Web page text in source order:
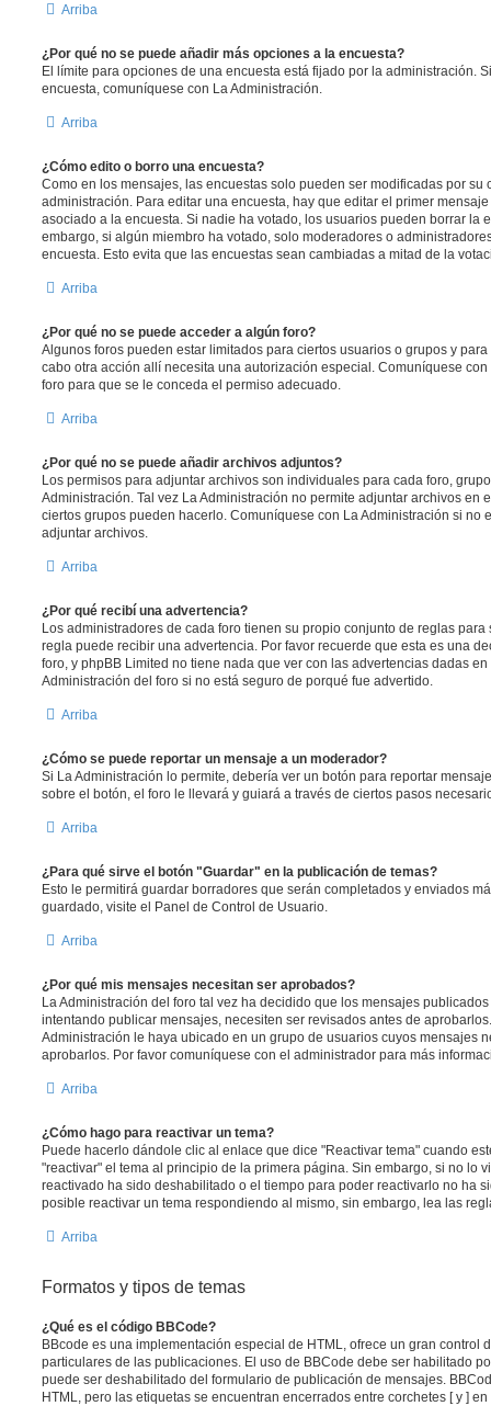
Arriba
¿Por qué no se puede añadir más opciones a la encuesta?
El límite para opciones de una encuesta está fijado por la administración.
encuesta, comuníquese con La Administración.
Arriba
¿Cómo edito o borro una encuesta?
Como en los mensajes, las encuestas solo pueden ser modificadas por
administración. Para editar una encuesta, hay que editar el primer
asociado a la encuesta. Si nadie ha votado, los usuarios pueden borrar la
embargo, si algún miembro ha votado, solo moderadores o
encuesta. Esto evita que las encuestas sean cambiadas a mitad de la
Arriba
¿Por qué no se puede acceder a algún foro?
Algunos foros pueden estar limitados para ciertos usuarios o grupos y
cabo otra acción allí necesita una autorización especial. Comuníquese
foro para que se le conceda el permiso adecuado.
Arriba
¿Por qué no se puede añadir archivos adjuntos?
Los permisos para adjuntar archivos son individuales para cada foro,
Administración. Tal vez La Administración no permite adjuntar archivos en
ciertos grupos pueden hacerlo. Comuníquese con La Administración si no
adjuntar archivos.
Arriba
¿Por qué recibí una advertencia?
Los administradores de cada foro tienen su propio conjunto de reglas
regla puede recibir una advertencia. Por favor recuerde que esta es una
foro, y phpBB Limited no tiene nada que ver con las advertencias dadas
Administración del foro si no está seguro de porqué fue advertido.
Arriba
¿Cómo se puede reportar un mensaje a un moderador?
Si La Administración lo permite, debería ver un botón para reportar
sobre el botón, el foro le llevará y guiará a través de ciertos pasos
Arriba
¿Para qué sirve el botón "Guardar" en la publicación de temas?
Esto le permitirá guardar borradores que serán completados y enviados
guardado, visite el Panel de Control de Usuario.
Arriba
¿Por qué mis mensajes necesitan ser aprobados?
La Administración del foro tal vez ha decidido que los mensajes
intentando publicar mensajes, necesiten ser revisados antes de
Administración le haya ubicado en un grupo de usuarios cuyos mensajes
aprobarlos. Por favor comuníquese con el administrador para más
Arriba
¿Cómo hago para reactivar un tema?
Puede hacerlo dándole clic al enlace que dice "Reactivar tema" cuando
"reactivar" el tema al principio de la primera página. Sin embargo, si no lo
reactivado ha sido deshabilitado o el tiempo para poder reactivarlo no ha
posible reactivar un tema respondiendo al mismo, sin embargo, lea las
Arriba
Formatos y tipos de temas
¿Qué es el código BBCode?
BBcode es una implementación especial de HTML, ofrece un gran control
particulares de las publicaciones. El uso de BBCode debe ser habilitado
puede ser deshabilitado del formulario de publicación de mensajes.
HTML, pero las etiquetas se encuentran encerrados entre corchetes [ y ]